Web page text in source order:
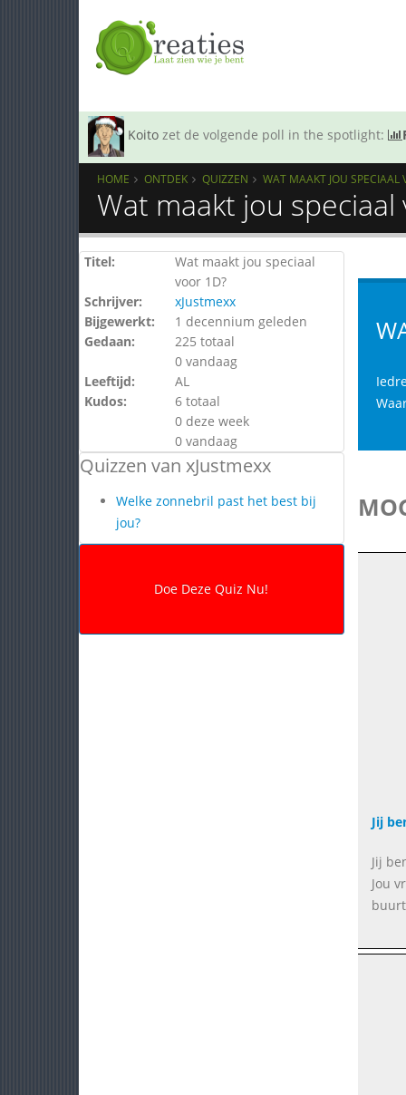
Koito zet de volgende poll in the spotlight:
HOME ONTDEK QUIZZEN WAT MAAKT JOU SPECIAAL
Wat maakt jou
Titel:
Wat maakt jou speciaal
voor 1D?
Schrijver:
xJustmexx
Bijgewerkt:
1 decennium geleden
Gedaan:
225 totaal
0 vandaag
Leeftijd:
AL
Kudos:
6 totaal
0 deze week
0 vandaag
Quizzen van xJustmexx
Welke zonnebril past het best bij
jou?
Jij
Jij
Jou